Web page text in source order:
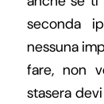
seconda
nessuna
fare, non
stasera